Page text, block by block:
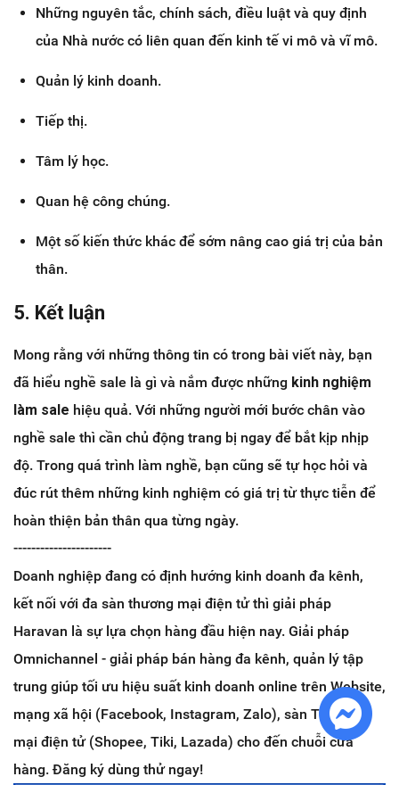
Những nguyên tắc, chính sách, điều luật và quy định
của Nhà nước có liên quan đến kinh tế vi mô và vĩ mô.
Quản lý kinh doanh.
Tiếp thị.
Tâm lý học.
Quan hệ công chúng.
Một số kiến thức khác để sớm nâng cao giá trị của bản
thân.
5. Kết luận
Mong rằng với những thông tin có trong bài viết này, bạn
đã hiểu nghề sale là gì và nắm được những kinh nghiệm
làm sale hiệu quả. Với những người mới bước chân vào
nghề sale thì cần chủ động trang bị ngay để bắt kịp nhịp
độ. Trong quá trình làm nghề, bạn cũng sẽ tự học hỏi và
đúc rút thêm những kinh nghiệm có giá trị từ thực tiễn để
hoàn thiện bản thân qua từng ngày.
----------------------
Doanh nghiệp đang có định hướng kinh doanh đa kênh,
kết nối với đa sàn thương mại điện tử thì giải pháp
Haravan là sự lựa chọn hàng đầu hiện nay. Giải pháp
Omnichannel - giải pháp bán hàng đa kênh, quản lý tập
trung giúp tối ưu hiệu suất kinh doanh online trên Website,
mạng xã hội (Facebook, Instagram, Zalo), sàn Thương
mại điện tử (Shopee, Tiki, Lazada) cho đến chuỗi cửa
hàng. Đăng ký dùng thử ngay!